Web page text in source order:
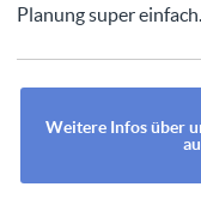
Planung super einfach.
Weitere Infos über